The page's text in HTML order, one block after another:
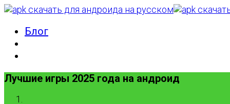
Блог
Лучшие игры 2025 года на андроид